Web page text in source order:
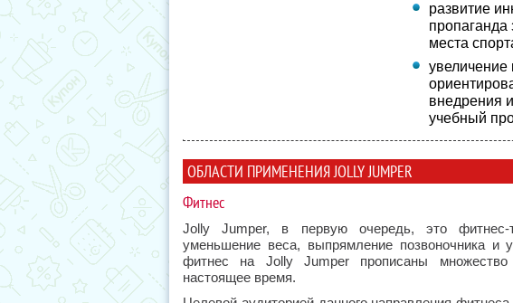
развитие
пропаганда
места
увеличение
внедрения
учебный
ОБЛАСТИ ПРИМЕНЕНИЯ JOLLY JUMPER
Фитнес
Jolly Jumper, в первую очередь, это фитнес-
уменьшение веса, выпрямление позвоночника и
фитнес на Jolly Jumper прописаны
настоящее время.